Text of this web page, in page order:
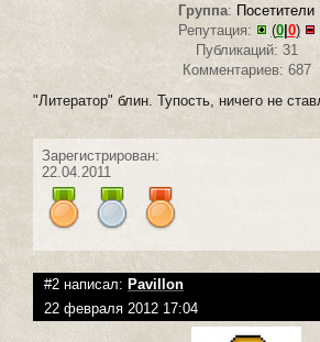
Группа: Посетители
Репутация:
(0|0)
Публикаций: 31
Комментариев: 687
"Литератор" блин. Тупость, ничего не
Зарегистрирован:
22.04.2011
#2 написал: Pavillon
22 февраля 2012 17:04